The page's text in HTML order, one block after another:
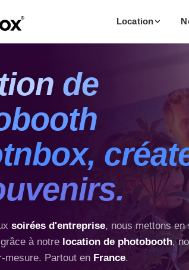
Location
de
soirées d'entreprise, nous mettons en
à notre location de photobooth,
mesure. Partout en France.